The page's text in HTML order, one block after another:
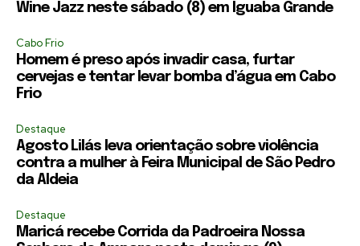
Wine Jazz neste sábado (8) em Iguaba Grande
Cabo Frio
Homem é preso após invadir casa, furtar
cervejas e tentar levar bomba d’água em Cabo
Frio
Destaque
Agosto Lilás leva orientação sobre violência
contra a mulher à Feira Municipal de São Pedro
da Aldeia
Destaque
Maricá recebe Corrida da Padroeira Nossa